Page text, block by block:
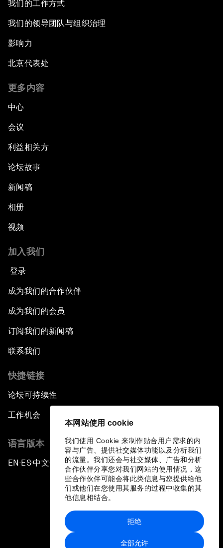
本网站使用 cookie
我们使用 Cookie 来制作贴合用户需求的内
容与广告、提供社交媒体功能以及分析我们
的流量。我们还会与社交媒体、广告和分析
合作伙伴分享您对我们网站的使用情况，这
些合作伙伴可能会将此类信息与您提供给他
们或他们在您使用其服务的过程中收集的其
他信息相结合。
全部允许
拒绝
我们的工作方式
我们的领导团队与组织治理
影响力
北京代表处
更多内容
中心
会议
利益相关方
论坛故事
新闻稿
相册
视频
加入我们
登录
成为我们的合作伙伴
成为我们的会员
订阅我们的新闻稿
联系我们
快捷链接
论坛可持续性
工作机会
语言版本
EN ▪ ES▪中文▪ 日本語